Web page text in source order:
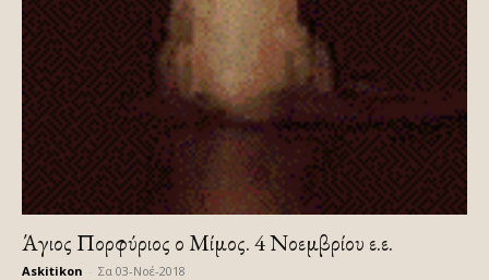
Άγιος Πορφύριος ο Μίμος. 4 Νοεμβρίου ε.ε.
Askitikon Σα 03-Νοέ-2018